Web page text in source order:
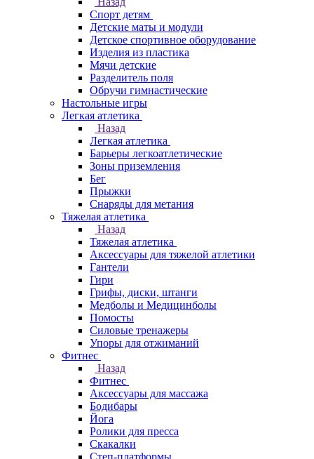
Спорт детям
Детские маты и модули
Детское спортивное оборудование
Изделия из пластика
Мячи детские
Разделитель поля
Обручи гимнастические
Настольные игры
Легкая атлетика
Назад
Легкая атлетика
Барьеры легкоатлетические
Зоны приземления
Бег
Прыжки
Снаряды для метания
Тяжелая атлетика
Назад
Тяжелая атлетика
Аксессуары для тяжелой атлетики
Гантели
Гири
Грифы, диски, штанги
Медболы и Медицинболы
Помосты
Силовые тренажеры
Упоры для отжиманий
Фитнес
Назад
Фитнес
Аксессуары для массажа
Бодибары
Йога
Ролики для пресса
Скакалки
Степ-платформы